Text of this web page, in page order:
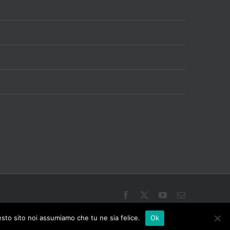
Facebook YouTubeEmail
sito noi assumiamo che tu ne sia felice. Ok